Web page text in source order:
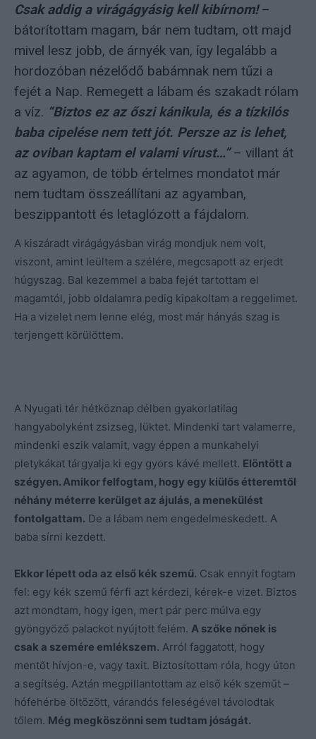
Csak addig a virágágyásig kell kibírnom!–
bátorítottam magam, bár nem tudtam, ott majd
mivel lesz jobb, de árnyék van, így legalább a
hordozóban nézelődő babámnak nem tűzi a
fejét a Nap. Remegett a lábam és szakadt rólam
a víz. “Biztos ez az őszi kánikula, és a tízkilós
baba cipelése nem tett jót. Persze az is lehet,
az oviban kaptam el valami vírust…” – villant át
az agyamon, de több értelmes mondatot már
nem tudtam összeállítani az agyamban,
beszippantott és letaglózott a fájdalom.
A kiszáradt virágágyásban virág mondjuk nem volt,
viszont, amint leültem a szélére, megcsapott az erjedt
húgyszag. Bal kezemmel a baba fejét tartottam el
magamtól, jobb oldalamra pedig kipakoltam a reggelimet.
Ha a vizelet nem lenne elég, most már hányás szag is
terjengett körülöttem.
A Nyugati tér hétköznap délben gyakorlatilag
hangyabolyként zsizseg, lüktet. Mindenki tart valamerre,
mindenki eszik valamit, vagy éppen a munkahelyi
pletykákat tárgyalja ki egy gyors kávé mellett. Elöntött a
szégyen. Amikor felfogtam, hogy egy kiülős étteremtől
néhány méterre kerülget az ájulás, a menekülést
fontolgattam. De a lábam nem engedelmeskedett. A
baba sírni kezdett.
Ekkor lépett oda az első kék szemű. Csak ennyit fogtam
fel: egy kék szemű férfi azt kérdezi, kérek-e vizet. Biztos
azt mondtam, hogy igen, mert pár perc múlva egy
gyöngyöző palackot nyújtott felém. A szőke nőnek is
csak a szemére emlékszem. Arról faggatott, hogy
mentőt hívjon-e, vagy taxit. Biztosítottam róla, hogy úton
a segítség. Aztán megpillantottam az első kék szeműt –
hófehérbe öltözött, várandós feleségével távolodtak
tőlem. Még megköszönni sem tudtam jóságát.